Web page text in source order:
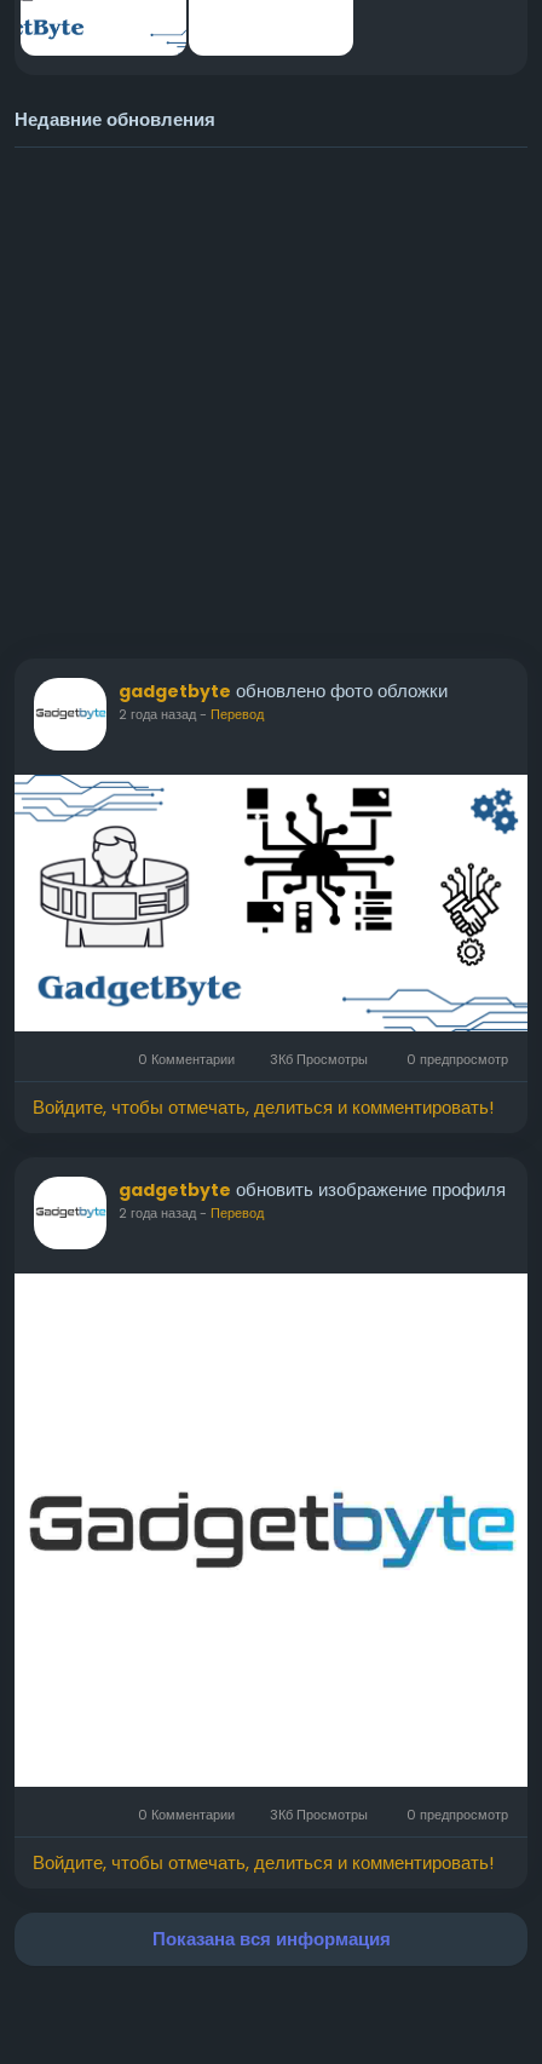
Недавние обновления
gadgetbyte обновлено фото обложки
2 года назад- Перевод
0 Комментарии 3Кб Просмотры 0 предпросмотр
Войдите, чтобы отмечать, делиться и комментировать!
gadgetbyte обновить изображение профиля
2 года назад- Перевод
0 Комментарии 3Кб Просмотры 0 предпросмотр
Войдите, чтобы отмечать, делиться и комментировать!
Показана вся информация